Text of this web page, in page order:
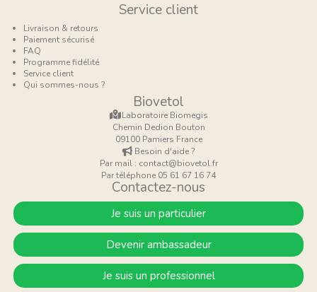
Service client
Livraison & retours
Paiement sécurisé
FAQ
Programme fidélité
Service client
Qui sommes-nous ?
Biovetol
Laboratoire Biomegis
Chemin Dedion Bouton
09100 Pamiers France
Besoin d'aide ?
Par mail : contact@biovetol.fr
Par téléphone 05 61 67 16 74
Contactez-nous
Je suis un particulier
Devenir ambassadeur
Je suis un professionnel